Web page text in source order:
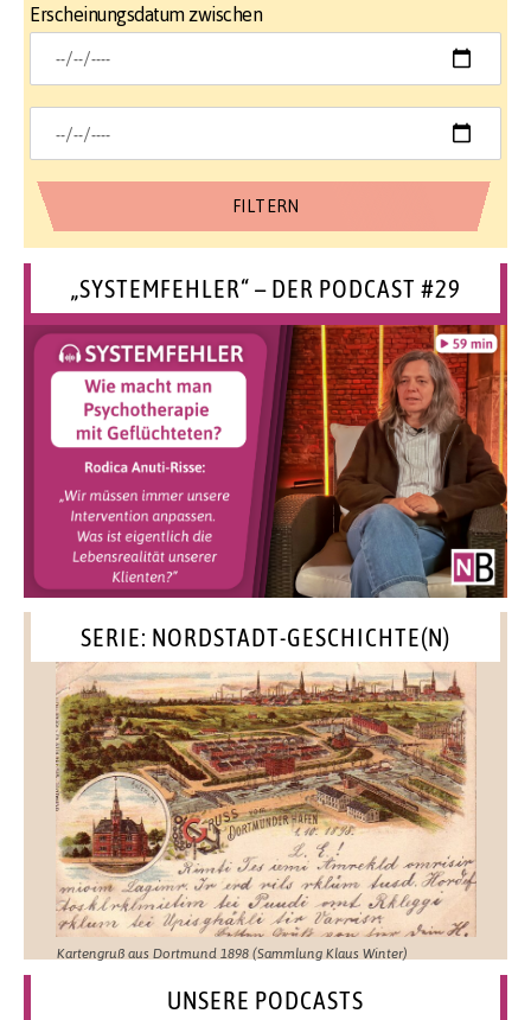
Erscheinungsdatum zwischen
„SYSTEMFEHLER“ – DER PODCAST #29
SERIE: NORDSTADT-GESCHICHTE(N)
Kartengruß aus Dortmund 1898 (Sammlung Klaus Winter)
UNSERE PODCASTS